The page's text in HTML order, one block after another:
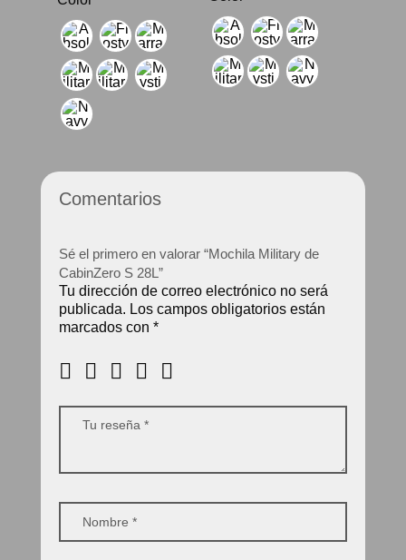
Comentarios
Sé el primero en valorar “Mochila Military de
CabinZero S 28L”
Tu dirección de correo electrónico no será
publicada. Los campos obligatorios están
marcados con *